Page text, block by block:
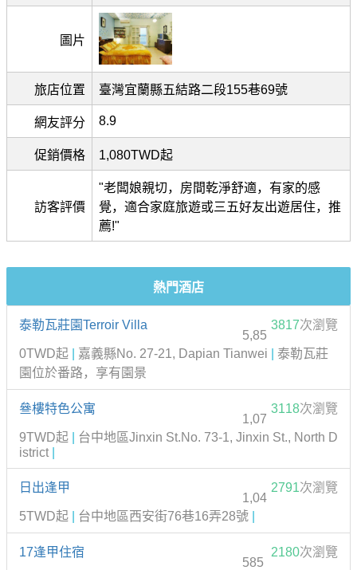
圖片
旅店位置 臺灣宜蘭縣五結路二段155巷69號
網友評分 8.9
促銷價格 1,080TWD起
訪客評價
"老闆娘親切，房間乾淨舒適，有家的感
覺，適合家庭旅遊或三五好友出遊居住，推
薦!"
熱門酒店
泰勒瓦莊園Terroir Villa 3817次瀏覽
5,85
0TWD起
嘉義縣No. 27-21, Dapian Tianwei
泰勒瓦莊
園位於番路，享有園景
叄樓特色公寓 3118次瀏覽
1,07
9TWD起
台中地區Jinxin St.No. 73-1, Jinxin St., North D
istrict
日出逢甲 2791次瀏覽
1,04
5TWD起
台中地區西安街76巷16弄28號
17逢甲住宿 2180次瀏覽
585